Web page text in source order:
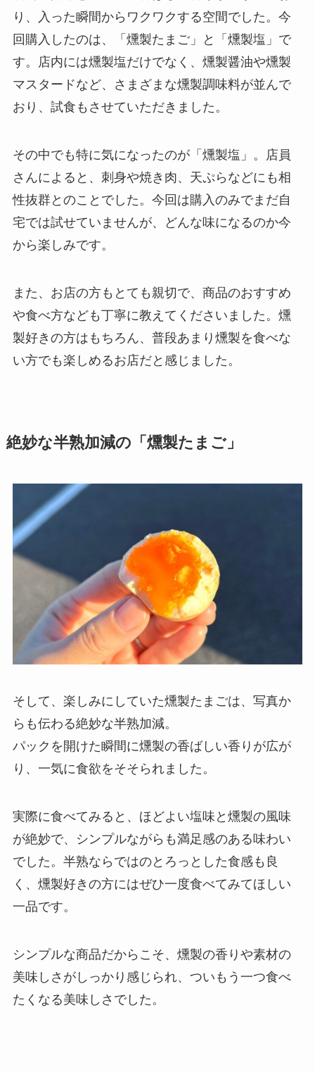
り、入った瞬間からワクワクする空間でした。今
回購入したのは、「燻製たまご」と「燻製塩」で
す。店内には燻製塩だけでなく、燻製醤油や燻製
マスタードなど、さまざまな燻製調味料が並んで
おり、試食もさせていただきました。
その中でも特に気になったのが「燻製塩」。店員
さんによると、刺身や焼き肉、天ぷらなどにも相
性抜群とのことでした。今回は購入のみでまだ自
宅では試せていませんが、どんな味になるのか今
から楽しみです。
また、お店の方もとても親切で、商品のおすすめ
や食べ方なども丁寧に教えてくださいました。燻
製好きの方はもちろん、普段あまり燻製を食べな
い方でも楽しめるお店だと感じました。
絶妙な半熟加減の「燻製たまご」
そして、楽しみにしていた燻製たまごは、写真か
らも伝わる絶妙な半熟加減。
パックを開けた瞬間に燻製の香ばしい香りが広が
り、一気に食欲をそそられました。
実際に食べてみると、ほどよい塩味と燻製の風味
が絶妙で、シンプルながらも満足感のある味わい
でした。半熟ならではのとろっとした食感も良
く、燻製好きの方にはぜひ一度食べてみてほしい
一品です。
シンプルな商品だからこそ、燻製の香りや素材の
美味しさがしっかり感じられ、ついもう一つ食べ
たくなる美味しさでした。